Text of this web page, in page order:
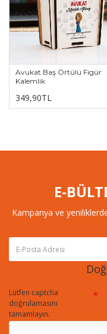
Avukat Baş Örtülü Figür
Kalemlik
349,90TL
E-
Kampanya ve
Lütfen captcha
doğrulamasını
tamamlayın.